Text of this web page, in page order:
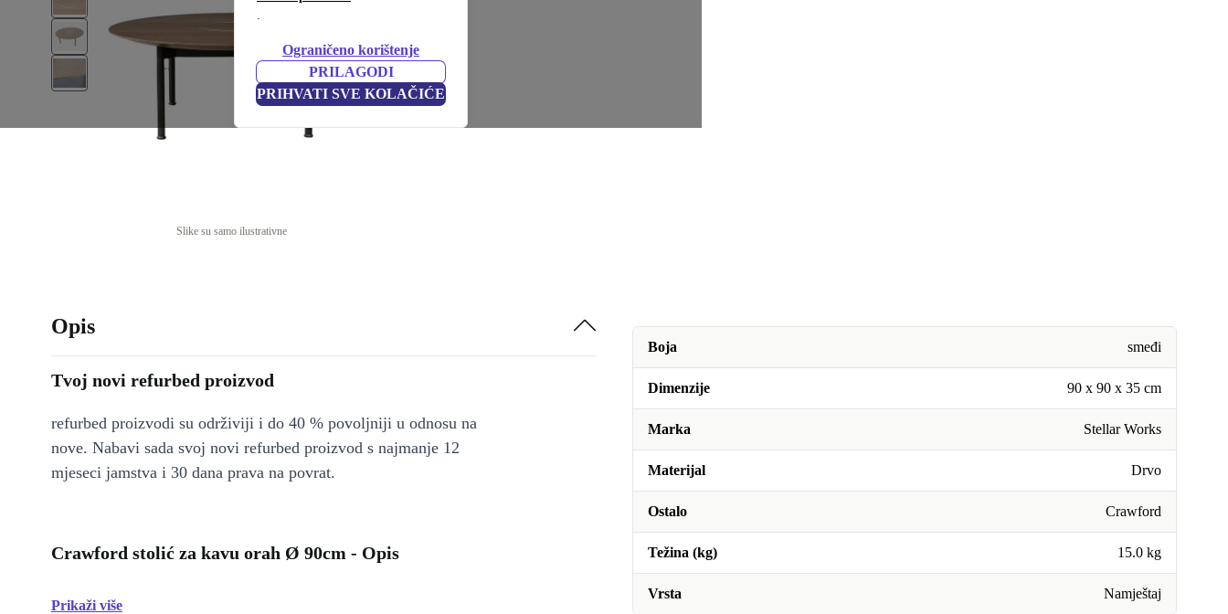
.
Ograničeno korištenje
PRILAGODI
PRIHVATI SVE KOLAČIĆE
Slike su samo ilustrativne
Boja smeđi
Dimenzije 90 x 90 x 35 cm
Marka Stellar Works
Materijal Drvo
Ostalo Crawford
Težina (kg) 15.0 kg
Vrsta Namještaj
Opis
Tvoj novi refurbed proizvod
refurbed proizvodi su održiviji i do 40 % povoljniji u odnosu na
nove. Nabavi sada svoj novi refurbed proizvod s najmanje 12
mjeseci jamstva i 30 dana prava na povrat.
Crawford stolić za kavu orah Ø 90cm - Opis
Prikaži više